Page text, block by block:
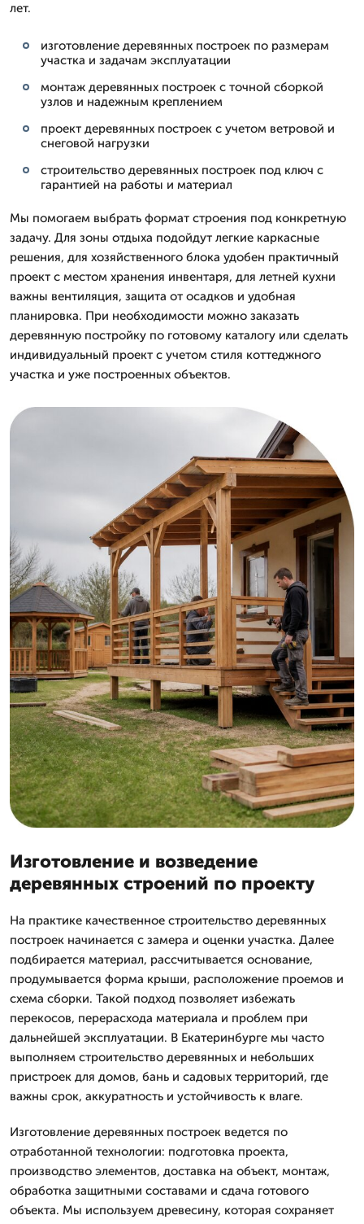
лет.
изготовление деревянных построек по размерам
участка и задачам эксплуатации
монтаж деревянных построек с точной сборкой
узлов и надежным креплением
проект деревянных построек с учетом ветровой и
снеговой нагрузки
строительство деревянных построек под ключ с
гарантией на работы и материал
Мы помогаем выбрать формат строения под конкретную
задачу. Для зоны отдыха подойдут легкие каркасные
решения, для хозяйственного блока удобен практичный
проект с местом хранения инвентаря, для летней кухни
важны вентиляция, защита от осадков и удобная
планировка. При необходимости можно заказать
деревянную постройку по готовому каталогу или сделать
индивидуальный проект с учетом стиля коттеджного
участка и уже построенных объектов.
Изготовление и возведение
деревянных строений по проекту
На практике качественное строительство деревянных
построек начинается с замера и оценки участка. Далее
подбирается материал, рассчитывается основание,
продумывается форма крыши, расположение проемов и
схема сборки. Такой подход позволяет избежать
перекосов, перерасхода материала и проблем при
дальнейшей эксплуатации. В Екатеринбурге мы часто
выполняем строительство деревянных и небольших
пристроек для домов, бань и садовых территорий, где
важны срок, аккуратность и устойчивость к влаге.
Изготовление деревянных построек ведется по
отработанной технологии: подготовка проекта,
производство элементов, доставка на объект, монтаж,
обработка защитными составами и сдача готового
объекта. Мы используем древесину, которая сохраняет